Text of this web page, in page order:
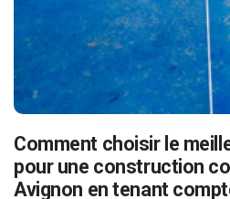
Comment choisir le
pour une construction
Avignon en tenant